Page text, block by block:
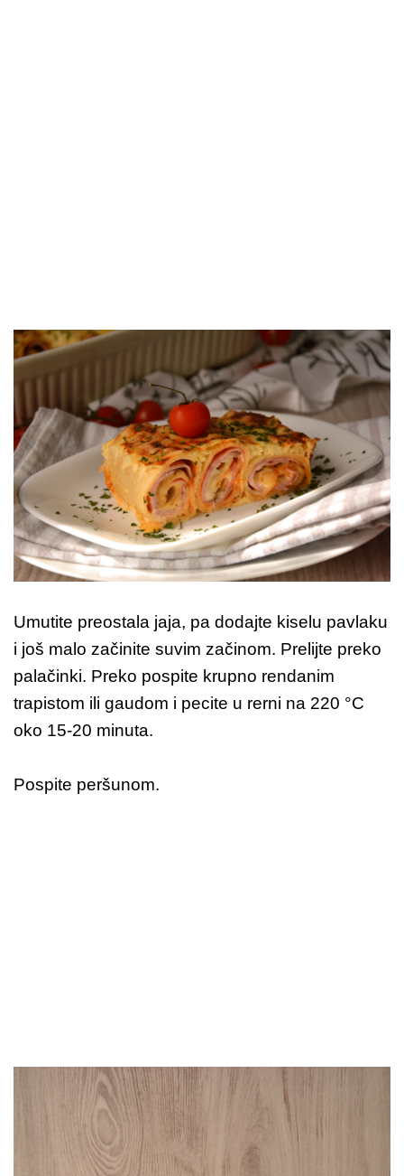
Umutite preostala jaja, pa dodajte kiselu pavlaku
i još malo začinite suvim začinom. Prelijte preko
palačinki. Preko pospite krupno rendanim
trapistom ili gaudom i pecite u rerni na 220 °C
oko 15-20 minuta.
Pospite peršunom.